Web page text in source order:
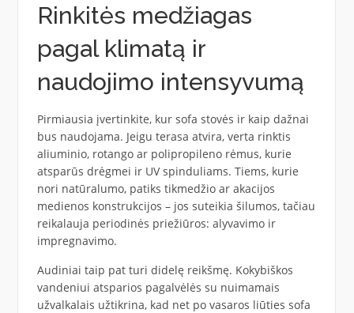
Rinkitės medžiagas
pagal klimatą ir
naudojimo intensyvumą
Pirmiausia įvertinkite, kur sofa stovės ir kaip dažnai
bus naudojama. Jeigu terasa atvira, verta rinktis
aliuminio, rotango ar polipropileno rėmus, kurie
atsparūs drėgmei ir UV spinduliams. Tiems, kurie
nori natūralumo, patiks tikmedžio ar akacijos
medienos konstrukcijos – jos suteikia šilumos, tačiau
reikalauja periodinės priežiūros: alyvavimo ir
impregnavimo.
Audiniai taip pat turi didelę reikšmę. Kokybiškos
vandeniui atsparios pagalvėlės su nuimamais
užvalkalais užtikrina, kad net po vasaros liūties sofa